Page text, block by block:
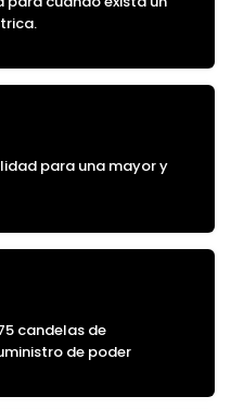
para una mayor y
candelas de
de poder